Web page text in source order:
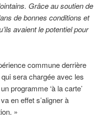
Grâce au soutien de
de bonnes conditions et
avaient le potentiel pour
commune derrière
sera chargée avec les
programme ‘à la carte’
en effet s’aligner à
»